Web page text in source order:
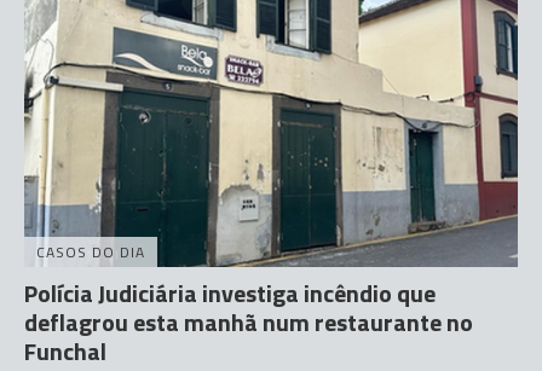
CASOS DO DIA
Polícia Judiciária investiga incêndio que
deflagrou esta manhã num restaurante no
Funchal